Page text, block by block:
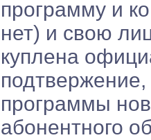
программу и
нет) и свою
куплена
программы
абонентного